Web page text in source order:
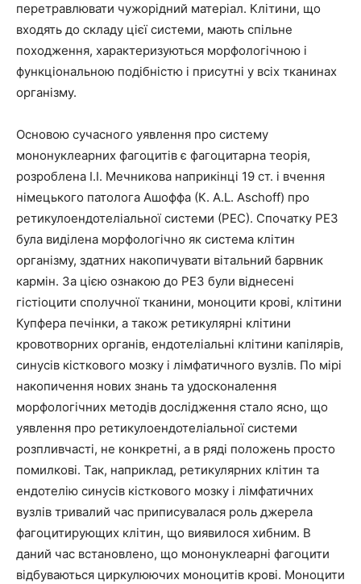
перетравлювати чужорідний матеріал. Клітини, що
входять до складу цієї системи, мають спільне
походження, характеризуються морфологічною і
функціональною подібністю і присутні у всіх тканинах
організму.
Основою сучасного уявлення про систему
мононуклеарних фагоцитів є фагоцитарна теорія,
розроблена І.І. Мечникова наприкінці 19 ст. і вчення
німецького патолога Ашоффа (К. А.L. Aschoff) про
ретикулоендотеліальної системи (РЕС). Спочатку РЕЗ
була виділена морфологічно як система клітин
організму, здатних накопичувати вітальний барвник
кармін. За цією ознакою до РЕЗ були віднесені
гістіоцити сполучної тканини, моноцити крові, клітини
Купфера печінки, а також ретикулярні клітини
кровотворних органів, ендотеліальні клітини капілярів,
синусів кісткового мозку і лімфатичного вузлів. По мірі
накопичення нових знань та удосконалення
морфологічних методів дослідження стало ясно, що
уявлення про ретикулоендотеліальної системи
розпливчасті, не конкретні, а в ряді положень просто
помилкові. Так, наприклад, ретикулярних клітин та
ендотелію синусів кісткового мозку і лімфатичних
вузлів тривалий час приписувалася роль джерела
фагоцитирующих клітин, що виявилося хибним. В
даний час встановлено, що мононуклеарні фагоцити
відбуваються циркулюючих моноцитів крові. Моноцити